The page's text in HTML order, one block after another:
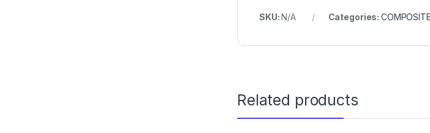
SKU:N/A Categories:
Related products